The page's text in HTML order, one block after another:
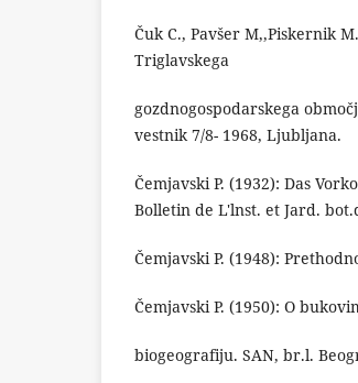
Čuk C., Pavšer M,,Piskernik
Triglavskega
gozdnogospodarskega
vestnik 7/8- 1968, Ljubljana.
Čemjavski P. (1932): Das
Bolletin de L'lnst. et Jard.
Čemjavski P. (1948):
Čemjavski P. (1950): O
biogeografiju. SAN, br.l.